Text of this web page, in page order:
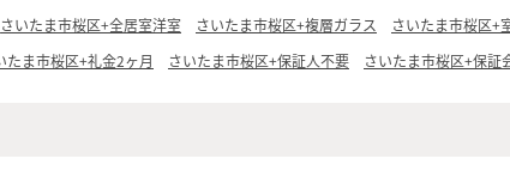
さいたま市桜区+全居室洋室 さいたま市桜区+複層ガラス さいたま市桜区+
たま市桜区+礼金2ヶ月 さいたま市桜区+保証人不要 さいたま市桜区+保証